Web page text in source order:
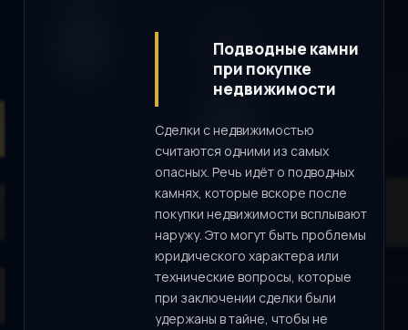
Подводные камни
при покупке
недвижимости
Сделки с недвижимостью
считаются одними из самых
опасных. Речь идёт о подводных
камнях, которые вскоре после
покупки недвижимости всплывают
наружу. Это могут быть проблемы
юридического характера или
технические вопросы, которые
при заключении сделки были
удержаны в тайне, чтобы не